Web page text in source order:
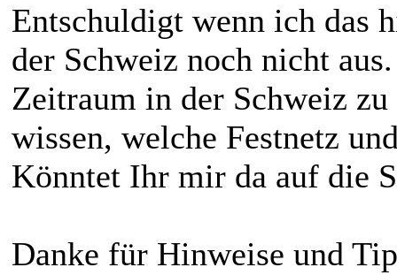
Entschuldigt wenn ich das
der Schweiz noch nicht
Zeitraum in der Schweiz
wissen, welche Festnetz
Könntet Ihr mir da auf die
Danke für Hinweise und